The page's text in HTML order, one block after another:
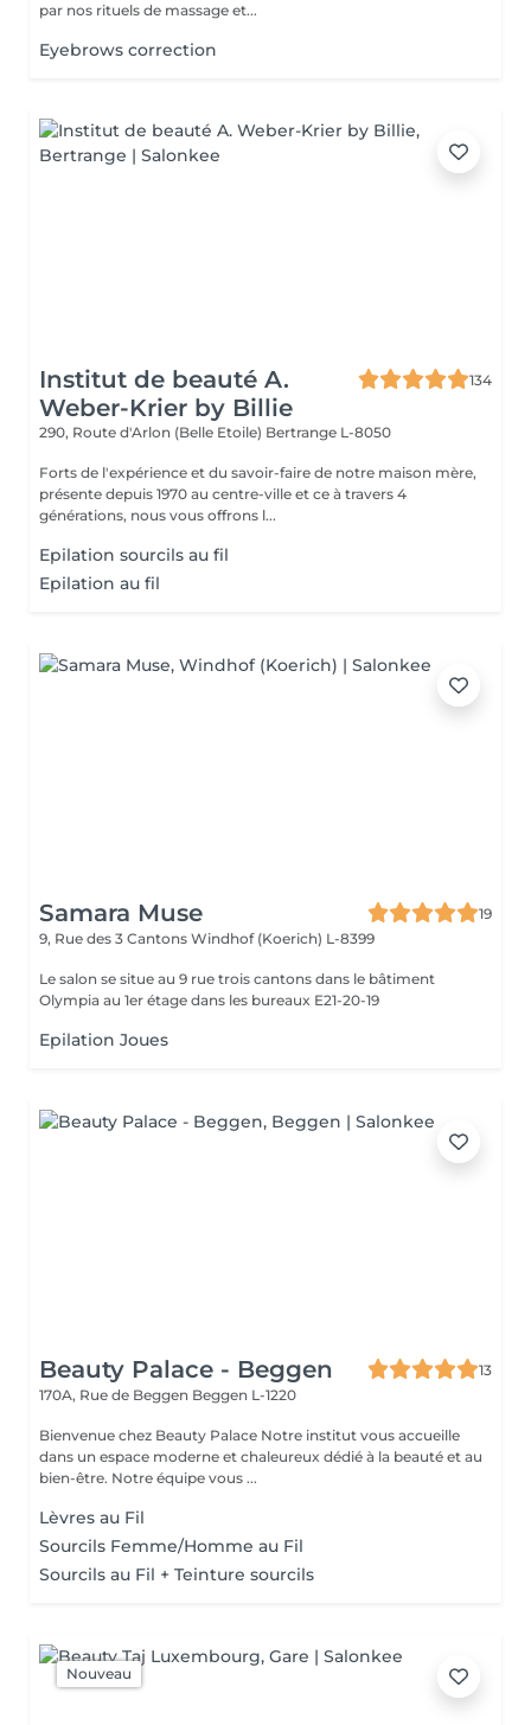
par nos rituels de massage et...
Eyebrows correction
Institut de beauté A.
Weber-Krier by Billie
134
290, Route d'Arlon (Belle Etoile) Bertrange L-8050
Forts de l'expérience et du savoir-faire de notre maison mère,
présente depuis 1970 au centre-ville et ce à travers 4
générations, nous vous offrons l...
Epilation sourcils au fil
Epilation au fil
Samara Muse
19
9, Rue des 3 Cantons Windhof (Koerich) L-8399
Le salon se situe au 9 rue trois cantons dans le bâtiment
Olympia au 1er étage dans les bureaux E21-20-19
Epilation Joues
Beauty Palace - Beggen
13
170A, Rue de Beggen Beggen L-1220
Bienvenue chez Beauty Palace Notre institut vous accueille
dans un espace moderne et chaleureux dédié à la beauté et au
bien-être. Notre équipe vous ...
Lèvres au Fil
Sourcils Femme/Homme au Fil
Sourcils au Fil + Teinture sourcils
Nouveau